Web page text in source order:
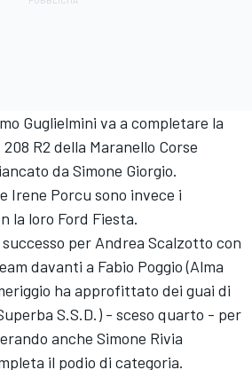
Guglielmini va a completare la
R2 della Maranello Corse
da Simone Giorgio.
Irene Porcu sono invece i
la loro Ford Fiesta.
per Andrea Scalzotto con
davanti a Fabio Poggio (Alma
ha approfittato dei guai di
S.S.D.) - sceso quarto - per
anche Simone Rivia
il podio di categoria.